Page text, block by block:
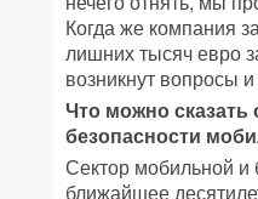
Когда же компания
лишних тысяч евро
возникнут вопросы
Что можно
безопасности
Сектор мобильной и
ближайшее